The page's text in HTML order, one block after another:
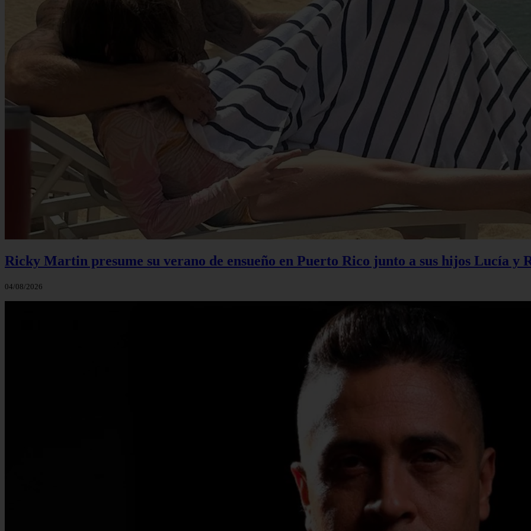
Ricky Martin presume su verano de ensueño en Puerto Rico junto a sus hijos Lucía y
04/08/2026